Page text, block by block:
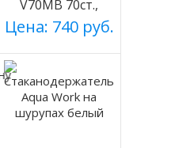
V70MB 70ст.,
черный, магнит.
Цена: 740 руб.